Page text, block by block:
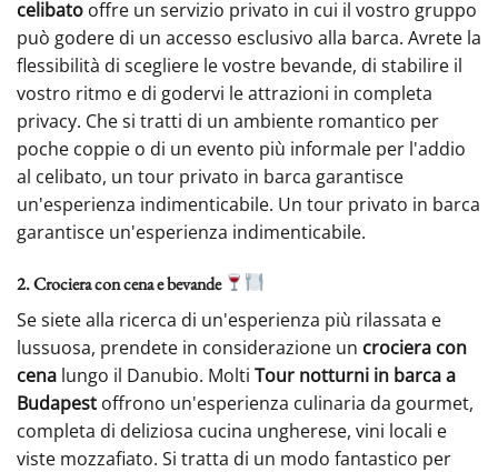
celibato offre un servizio privato in cui il vostro gruppo
può godere di un accesso esclusivo alla barca. Avrete la
flessibilità di scegliere le vostre bevande, di stabilire il
vostro ritmo e di godervi le attrazioni in completa
privacy. Che si tratti di un ambiente romantico per
poche coppie o di un evento più informale per l'addio
al celibato, un tour privato in barca garantisce
un'esperienza indimenticabile. Un tour privato in barca
garantisce un'esperienza indimenticabile.
2. Crociera con cena e bevande
Se siete alla ricerca di un'esperienza più rilassata e
lussuosa, prendete in considerazione un crociera con
cena lungo il Danubio. Molti Tour notturni in barca a
Budapest offrono un'esperienza culinaria da gourmet,
completa di deliziosa cucina ungherese, vini locali e
viste mozzafiato. Si tratta di un modo fantastico per